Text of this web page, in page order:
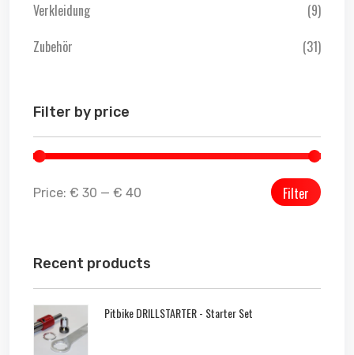
Verkleidung
(9)
Zubehör
(31)
Filter by price
Filter
Price: € 30 — € 40
Recent products
Pitbike DRILLSTARTER - Starter Set